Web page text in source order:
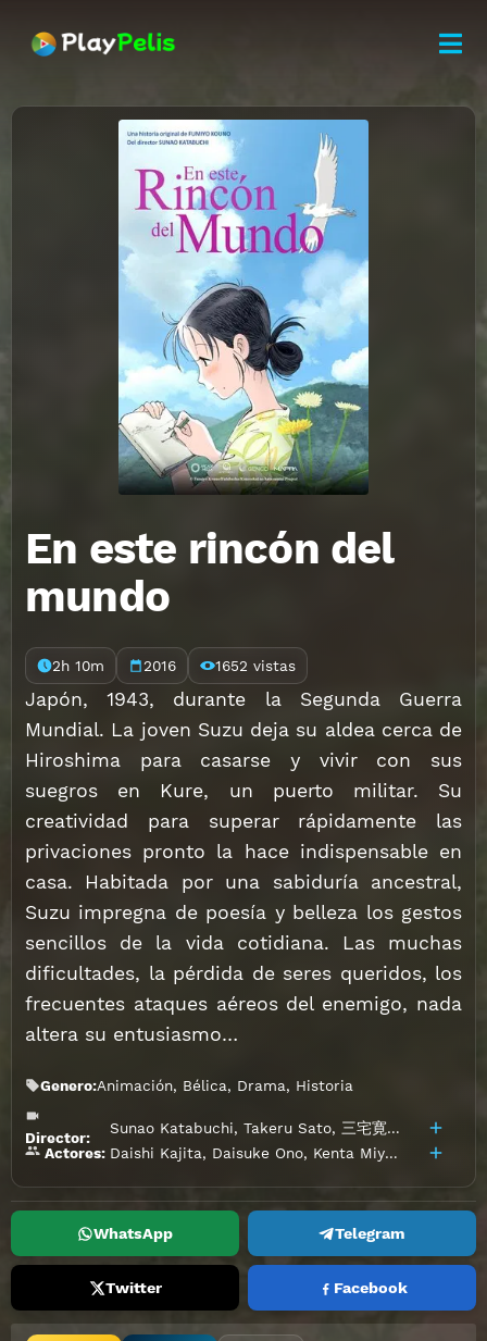
En este rincón del
mundo
2h 10m 2016 1652 vistas
Japón, 1943, durante la Segunda Guerra
Mundial. La joven Suzu deja su aldea cerca de
Hiroshima para casarse y vivir con sus
suegros en Kure, un puerto militar. Su
creatividad para superar rápidamente las
privaciones pronto la hace indispensable en
casa. Habitada por una sabiduría ancestral,
Suzu impregna de poesía y belleza los gestos
sencillos de la vida cotidiana. Las muchas
dificultades, la pérdida de seres queridos, los
frecuentes ataques aéreos del enemigo, nada
altera su entusiasmo…
Genero:Animación, Bélica, Drama, Historia
Director:
Sunao Katabuchi, Takeru Sato, 三宅寛治
Actores: Daishi Kajita, Daisuke Ono, Kenta Miyake Kohei
WhatsApp Telegram
Twitter Facebook